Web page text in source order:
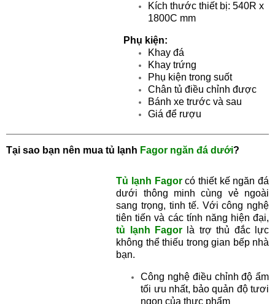
Kích thước thiết bị: 540R x
1800C mm
Phụ kiện:
Khay đá
Khay trứng
Phụ kiện trong suốt
Chân tủ điều chỉnh được
Bánh xe trước và sau
Giá để rượu
Tại sao bạn nên mua tủ lạnh Fagor ngăn đá dưới?
Tủ lạnh Fagorcó thiết kế ngăn đá
dưới thông minh cùng vẻ ngoài
sang trọng, tinh tế. Với công nghệ
tiên tiến và các tính năng hiện đại,
tủ lạnh Fagor là trợ thủ đắc lực
không thể thiếu trong gian bếp nhà
bạn.
Công nghệ điều chỉnh độ ẩm
tối ưu nhất, bảo quản độ tươi
ngon của thực phẩm